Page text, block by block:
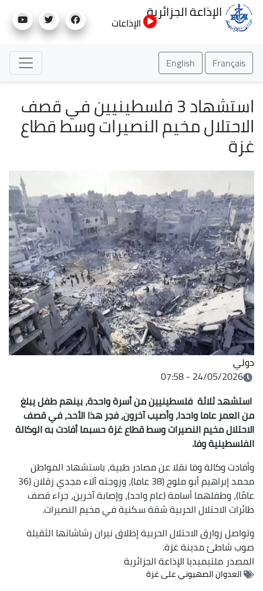
إلى
الإذاعة الجزائرية
الإذاعات
Français
English
استشهاد 3 فلسطينيين في قصف
الاحتلال مخيم النصيرات وسط قطاع
غزة
دولي
24/05/2026 - 07:58
استشهد ثلاثة فلسطينيين من أسرة واحدة، بينهم طفل يبلغ
من العمر عاما واحدا، وأصيب آخرون، فجر هذا الأحد، في قصف
الاحتلال مخيم النصيرات وسط قطاع غزة حسبما أفادت به الوكالة
الفلسطينية وفا.
وأفادت وكالة وفا نقلا عن مصادر طبية، باستشهاد المواطن
محمد إبراهيم أبو ملوح (38 عاما)، وزوجته آلاء مجدي زقلان (36
عامًا)، وطفلهما أسامة (عام واحد)، وإصابة آخرين، جراء قصف
طائرات الاحتلال الحربية شقة سكنية في مخيم النصيرات.
وتواصل زوارق الاحتلال الحربية إطلاق نيران رشاشاتها الثقيلة
صوب شاطئ مدينة غزة.
المصدرملتيميديا الإذاعة الجزائرية
العدوان الصهيوني على غزة